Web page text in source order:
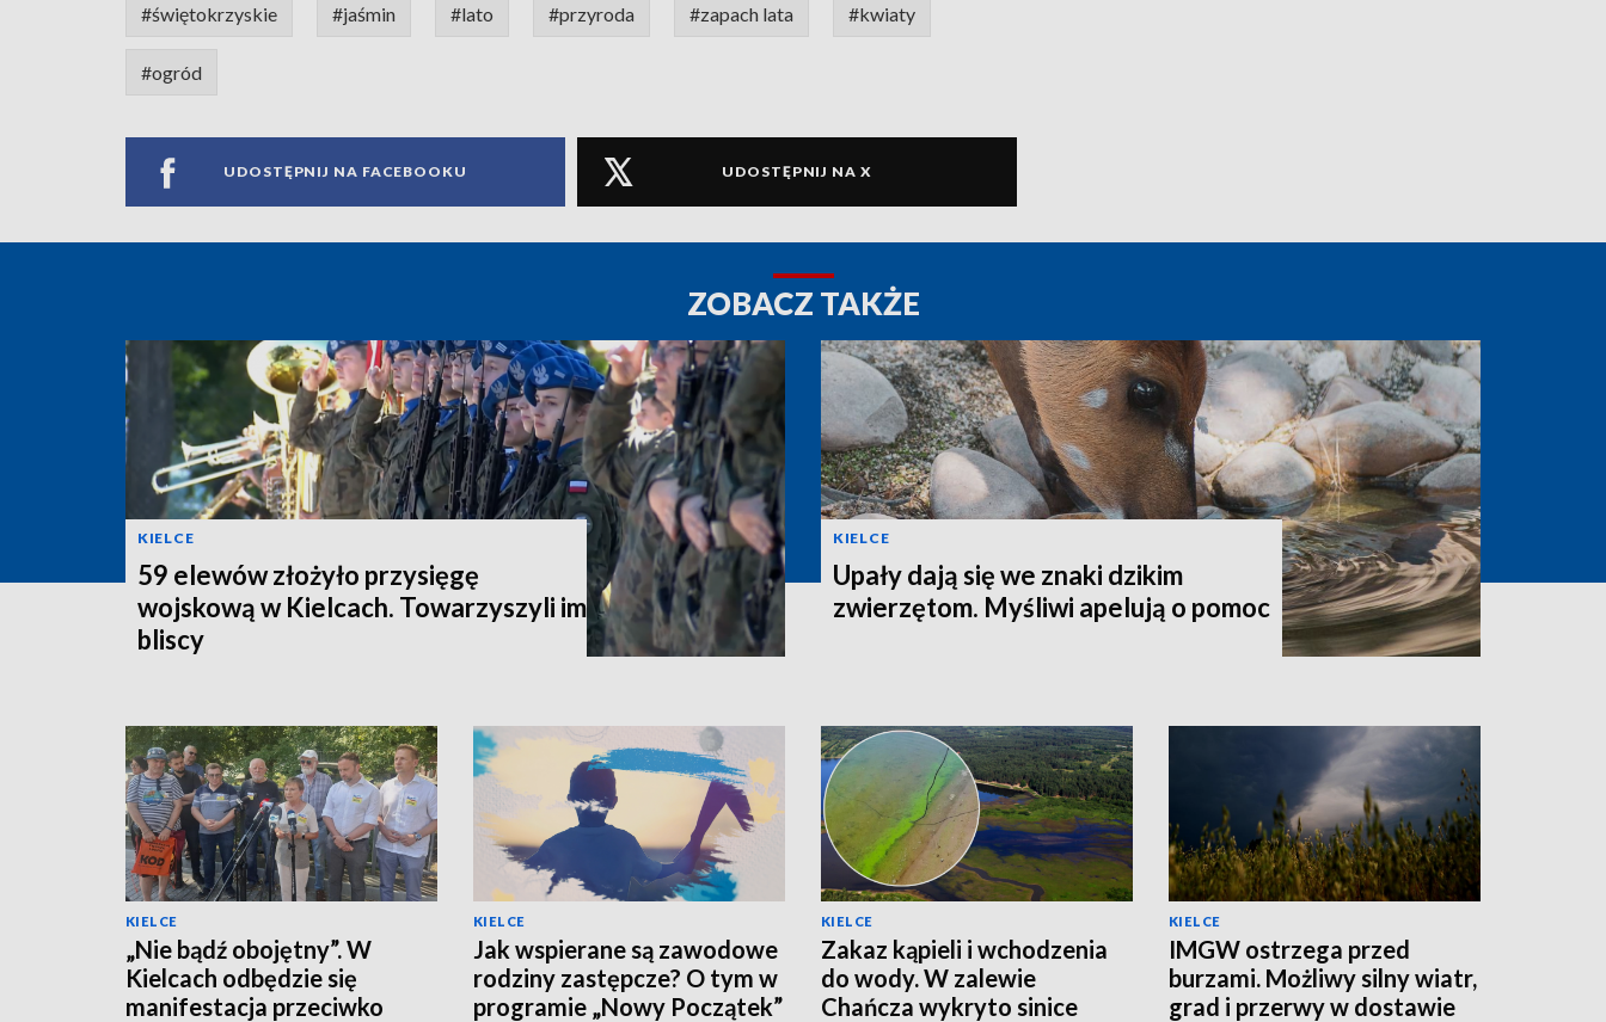
#świętokrzyskie #jaśmin #lato #przyroda #zapach lata #kwiaty
#ogród
UDOSTĘPNIJ NA FACEBOOKU UDOSTĘPNIJ NA X
ZOBACZ TAKŻE
KIELCE
59 elewów złożyło przysięgę
wojskową w Kielcach. Towarzyszyli im
bliscy
KIELCE
Upały dają się we znaki dzikim
zwierzętom. Myśliwi apelują o pomoc
KIELCE
„Nie bądź obojętny”. W
Kielcach odbędzie się
manifestacja przeciwko
KIELCE
Jak wspierane są zawodowe
rodziny zastępcze? O tym w
programie „Nowy Początek”
KIELCE
Zakaz kąpieli i wchodzenia
do wody. W zalewie
Chańcza wykryto sinice
KIELCE
IMGW ostrzega przed
burzami. Możliwy silny wiatr,
grad i przerwy w dostawie